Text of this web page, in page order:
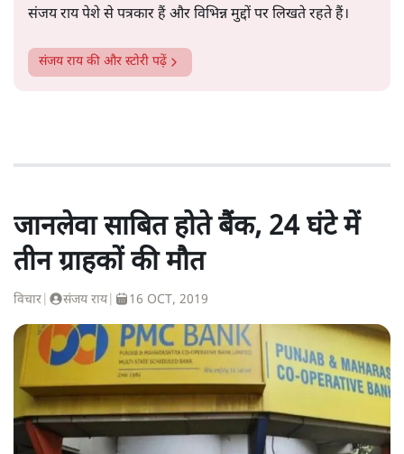
संजय राय पेशे से पत्रकार हैं और विभिन्न मुद्दों पर लिखते रहते हैं।
संजय रायकी और स्टोरी पढ़ें
जानलेवा साबित होते बैंक, 24 घंटे में
तीन ग्राहकों की मौत
विचार संजय राय| 16 OCT, 2019